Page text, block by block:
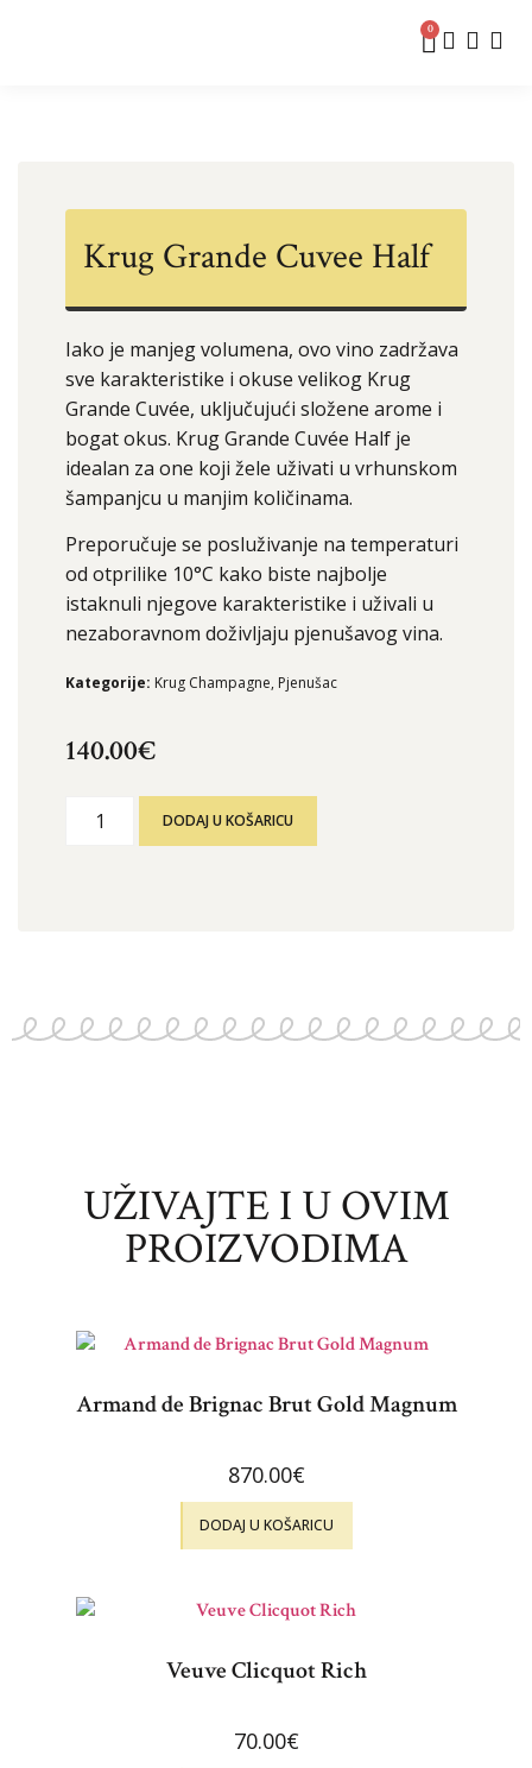
0
Krug Grande Cuvee Half
Iako je manjeg volumena, ovo vino zadržava
sve karakteristike i okuse velikog Krug
Grande Cuvée, uključujući složene arome i
bogat okus. Krug Grande Cuvée Half je
idealan za one koji žele uživati u vrhunskom
šampanjcu u manjim količinama.
Preporučuje se posluživanje na temperaturi
od otprilike 10°C kako biste najbolje
istaknuli njegove karakteristike i uživali u
nezaboravnom doživljaju pjenušavog vina.
Kategorije: Krug Champagne, Pjenušac
140.00€
DODAJ U KOŠARICU
UŽIVAJTE I U OVIM
PROIZVODIMA
Armand de Brignac Brut Gold Magnum
870.00€
DODAJ U KOŠARICU
Veuve Clicquot Rich
70.00€